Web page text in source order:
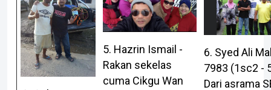
5. Hazrin Ismail -
Rakan sekelas
cuma Cikgu Wan
6. Syed Ali
7983 (1sc2 -
Dari asrama